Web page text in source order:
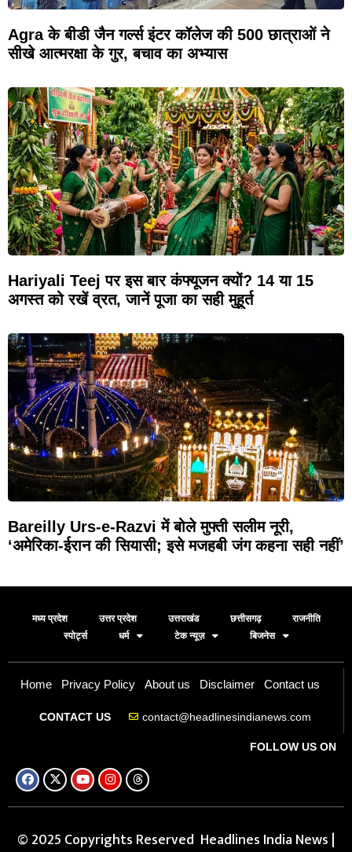
Agra के बीडी जैन गर्ल्स इंटर कॉलेज की 500 छात्राओं ने
सीखे आत्मरक्षा के गुर, बचाव का अभ्यास
Hariyali Teej पर इस बार कंफ्यूजन क्यों? 14 या 15
अगस्त को रखें व्रत, जानें पूजा का सही मुहूर्त
Bareilly Urs-e-Razvi में बोले मुफ्ती सलीम नूरी,
‘अमेरिका-ईरान की सियासी; इसे मजहबी जंग कहना सही नहीं’
मध्य प्रदेश उत्तर प्रदेश उत्तराखंड छत्तीसगढ़
राजनीति
स्पोर्ट्स
धर्म टेक न्यूज़ बिजनेस
Home Privacy Policy About us Disclaimer Contact us
CONTACT US contact@headlinesindianews.com
FOLLOW US ON
© 2025 Copyrights Reserved Headlines India News |